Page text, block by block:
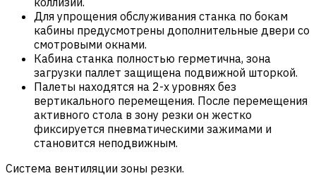
Для упрощения обслуживания станка по бокам
кабины предусмотрены дополнительные двери со
смотровыми окнами.
Кабина станка полностью герметична, зона
загрузки паллет защищена подвижной шторкой.
Палеты находятся на 2-х уровнях без
вертикального перемещения. После перемещения
активного стола в зону резки он жестко
фиксируется пневматическими зажимами и
становится неподвижным.
Система вентиляции зоны резки.